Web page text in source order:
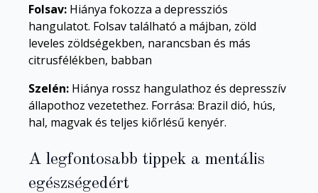
Folsav: Hiánya fokozza a depressziós
hangulatot. Folsav található a májban, zöld
leveles zöldségekben, narancsban és más
citrusfélékben, babban
Szelén: Hiánya rossz hangulathoz és depresszív
állapothoz vezetethez. Forrása: Brazil dió, hús,
hal, magvak és teljes kiőrlésű kenyér.
A legfontosabb tippek a mentális
egészségedért